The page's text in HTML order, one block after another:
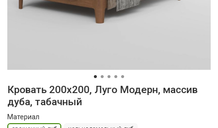
Кровать 200x200, Луго Модерн, массив
дуба, табачный
Материал